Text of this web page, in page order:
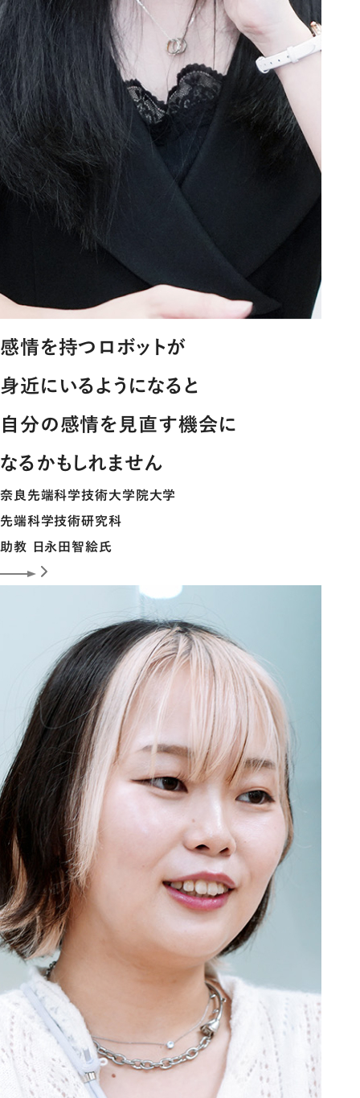
感情を持つロボットが
身近にいるようになると
自分の感情を見直す機会に
なるかもしれません
奈良先端科学技術大学院大学
先端科学技術研究科
助教 日永田智絵氏